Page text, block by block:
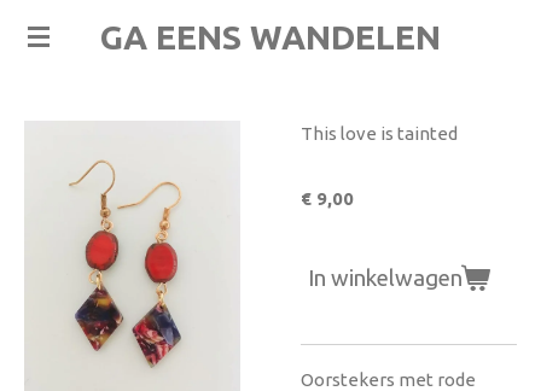
Ga
de
hoofdinhoud
GA EENS WANDELEN
This love is tainted
€ 9,00
In winkelwagen
Oorstekers met rode